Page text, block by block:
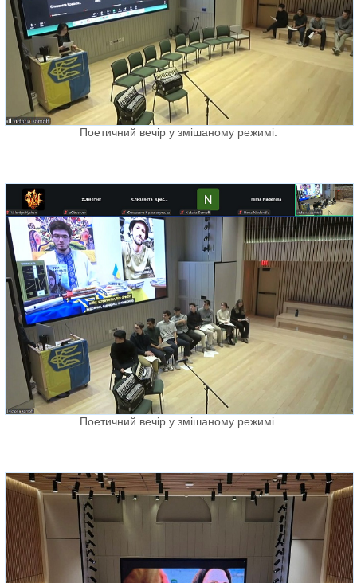
Поетичний вечір у змішаному режимі.
Поетичний вечір у змішаному режимі.